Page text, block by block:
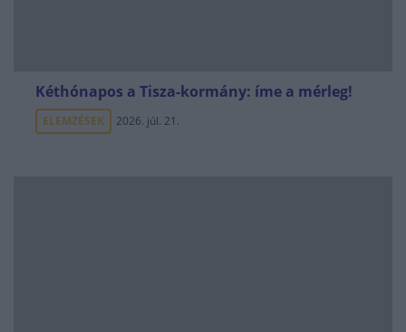
Kéthónapos a Tisza-kormány: íme a mérleg!
ELEMZÉSEK 2026. júl. 21.